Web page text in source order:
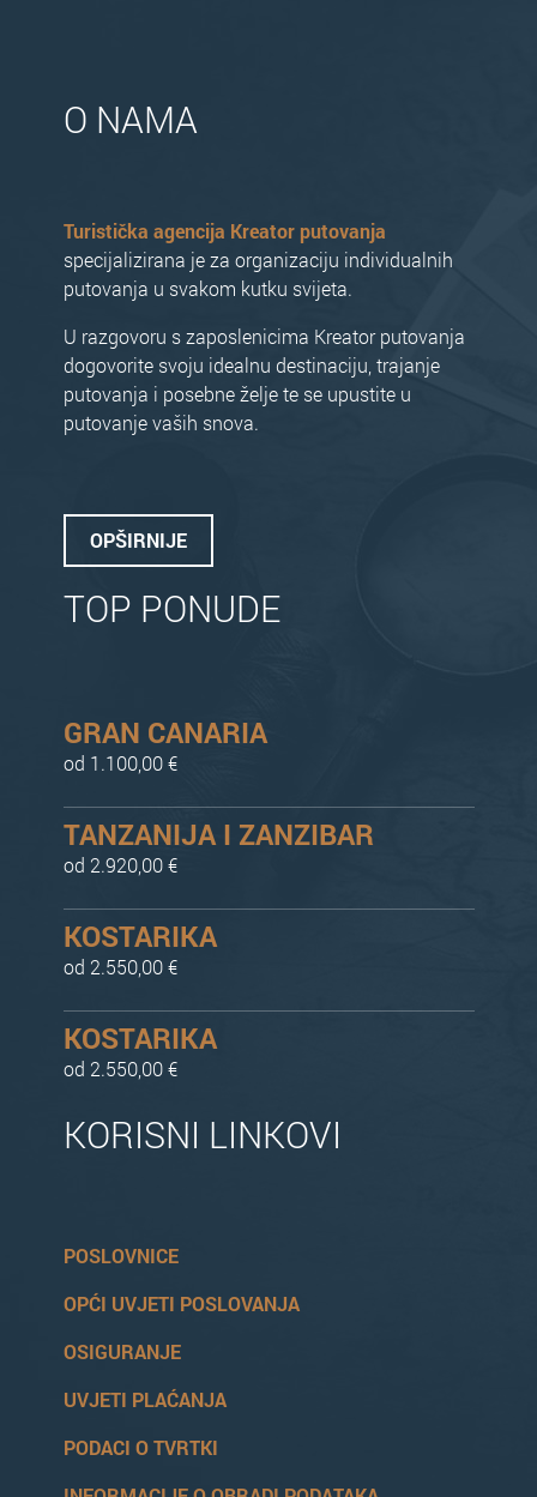
O NAMA
Turistička agencija Kreator putovanja
specijalizirana je za organizaciju individualnih
putovanja u svakom kutku svijeta.
U razgovoru s zaposlenicima Kreator putovanja
dogovorite svoju idealnu destinaciju, trajanje
putovanja i posebne želje te se upustite u
putovanje vaših snova.
OPŠIRNIJE
TOP PONUDE
GRAN CANARIA
od 1.100,00 €
TANZANIJA I ZANZIBAR
od 2.920,00 €
KOSTARIKA
od 2.550,00 €
KOSTARIKA
od 2.550,00 €
KORISNI LINKOVI
POSLOVNICE
OPĆI UVJETI POSLOVANJA
OSIGURANJE
UVJETI PLAĆANJA
PODACI O TVRTKI